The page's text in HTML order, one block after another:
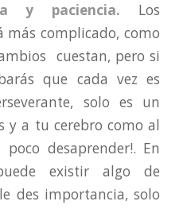
y paciencia. Los
más complicado, como
cuestan, pero si
que cada vez es
solo es un
y a tu cerebro como al
desaprender!. En
existir algo de
des importancia, solo